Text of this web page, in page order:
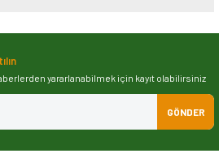
açıklamalarında ve diğer konularda
ederiz.
görüntülenemiyor.
yararlanabilmek için kayıt olabilirsiniz
GÖNDER